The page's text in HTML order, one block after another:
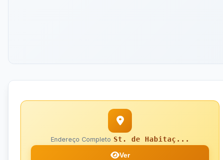
Endereço Completo St. de Habitaç...
Ver